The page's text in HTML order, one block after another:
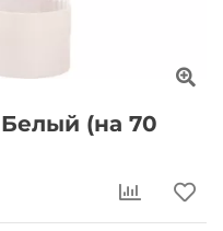
(на 70